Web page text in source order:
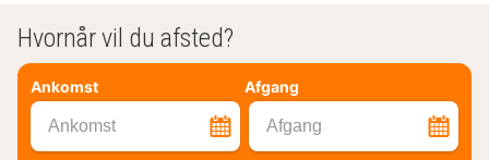
Hvornår vil du afsted?
Ankomst Afgang
Ankomst Afgang